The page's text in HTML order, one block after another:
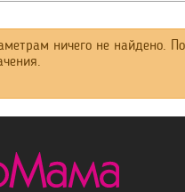
ничего не найдено.